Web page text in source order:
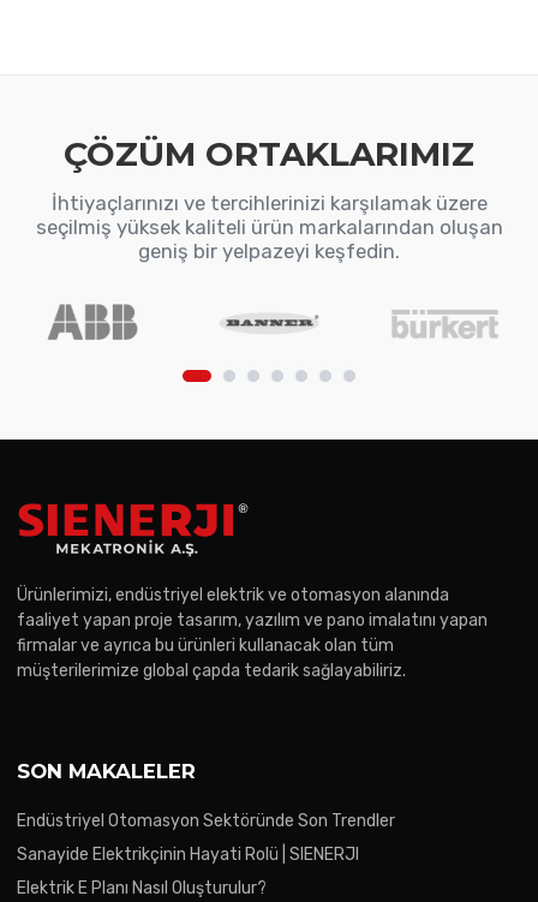
ÇÖZÜM ORTAKLARIMIZ
İhtiyaçlarınızı ve tercihlerinizi karşılamak üzere
seçilmiş yüksek kaliteli ürün markalarından oluşan
geniş bir yelpazeyi keşfedin.
Ürünlerimizi, endüstriyel elektrik ve otomasyon alanında
faaliyet yapan proje tasarım, yazılım ve pano imalatını yapan
firmalar ve ayrıca bu ürünleri kullanacak olan tüm
müşterilerimize global çapda tedarik sağlayabiliriz.
SON MAKALELER
Endüstriyel Otomasyon Sektöründe Son Trendler
Sanayide Elektrikçinin Hayati Rolü | SIENERJI
Elektrik E Planı Nasıl Oluşturulur?